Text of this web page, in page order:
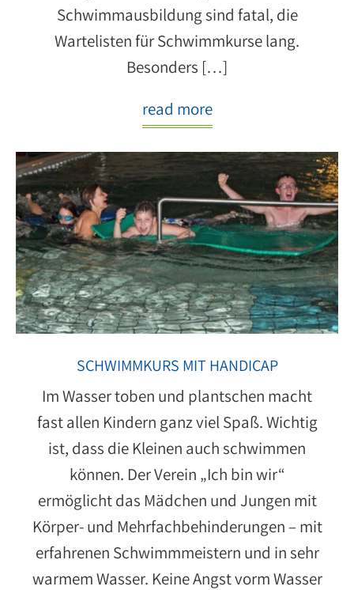
Schwimmausbildung sind fatal, die
Wartelisten für Schwimmkurse lang.
Besonders […]
read more
SCHWIMMKURS MIT HANDICAP
Im Wasser toben und plantschen macht
fast allen Kindern ganz viel Spaß. Wichtig
ist, dass die Kleinen auch schwimmen
können. Der Verein „Ich bin wir“
ermöglicht das Mädchen und Jungen mit
Körper- und Mehrfachbehinderungen – mit
erfahrenen Schwimmmeistern und in sehr
warmem Wasser. Keine Angst vorm Wasser